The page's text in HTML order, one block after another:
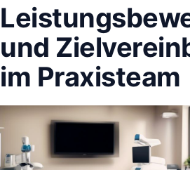
und
im Praxisteam